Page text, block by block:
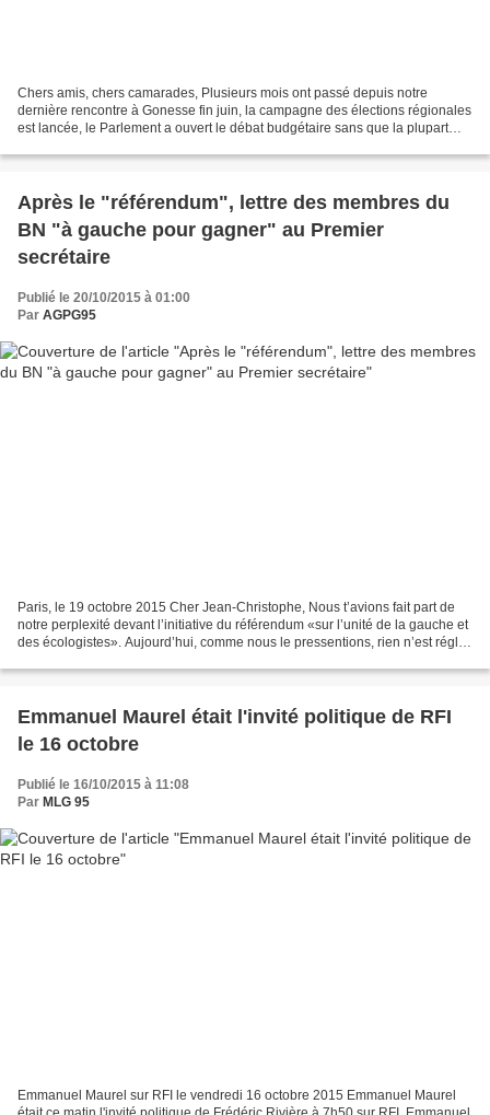
Chers amis, chers camarades, Plusieurs mois ont passé depuis notre
dernière rencontre à Gonesse fin juin, la campagne des élections régionales
est lancée, le Parlement a ouvert le débat budgétaire sans que la plupart
Après le "référendum", lettre des membres du
BN "à gauche pour gagner" au Premier
secrétaire
Publié le 20/10/2015 à 01:00
Par AGPG95
Paris, le 19 octobre 2015 Cher Jean-Christophe, Nous t’avions fait part de
notre perplexité devant l’initiative du référendum «sur l’unité de la gauche et
des écologistes». Aujourd’hui, comme nous le pressentions, rien n’est réglé.
Emmanuel Maurel était l'invité politique de RFI
le 16 octobre
Publié le 16/10/2015 à 11:08
Par MLG 95
Emmanuel Maurel sur RFI le vendredi 16 octobre 2015 Emmanuel Maurel